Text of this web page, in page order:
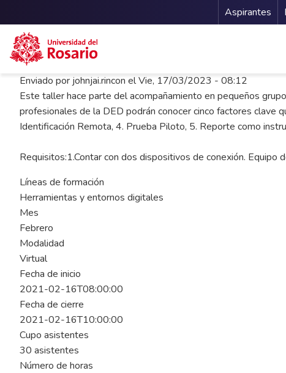
Pasar al contenido principal
Menu
Aspirantes
Enviado por johnjai.rincon elVie, 17/03/2023 - 08:12
Este taller hace parte del acompañamiento en pequeños
profesionales de la DED podrán conocer cinco factores clave
Identificación Remota, 4. Prueba Piloto, 5. Reporte como
Requisitos:1.Contar con dos dispositivos de conexión. Equipo
Líneas de formación
Herramientas y entornos digitales
Mes
Febrero
Modalidad
Virtual
Fecha de inicio
2021-02-16T08:00:00
Fecha de cierre
2021-02-16T10:00:00
Cupo asistentes
30 asistentes
Número de horas